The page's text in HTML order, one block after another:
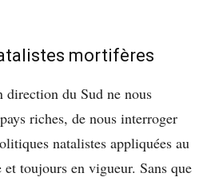
mortifères
du Sud ne nous
riches, de nous interroger
natalistes appliquées au
toujours en vigueur. Sans que